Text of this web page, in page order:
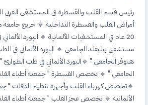
رئيس قسم القلب والقسطرة في المستشفى
أمراض القلب والقسطرة التداخلية 🔹 خريج جامعة
20 عام في المستشفيات الألمانية 🔹 البورد
مستشفى بيليفلد الجامعي 🔹 البورد الألماني في
هنوفر الجامعي " 🔹البورد الألماني في طب
الجامعي " 🔹 تخصص القسطرة " جمعية أطباء القلب
🔹تخصص كهرباء القلب وأجهزة تنظيم الدقات "
الألمانية 🔹 تخصص عجز القلب " جمعية أطباء